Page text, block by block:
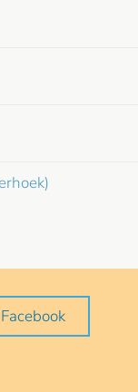
Facebook